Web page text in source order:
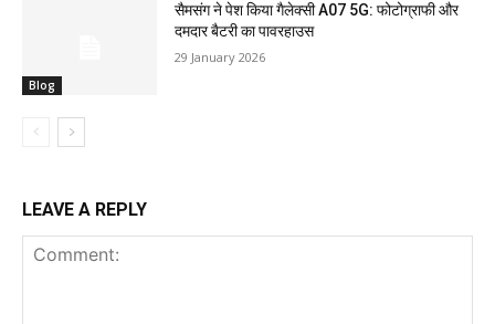
Blog
सैमसंग ने पेश किया गैलेक्सी A07 5G: फोटोग्राफी और
दमदार बैटरी का पावरहाउस
29 January 2026
LEAVE A REPLY